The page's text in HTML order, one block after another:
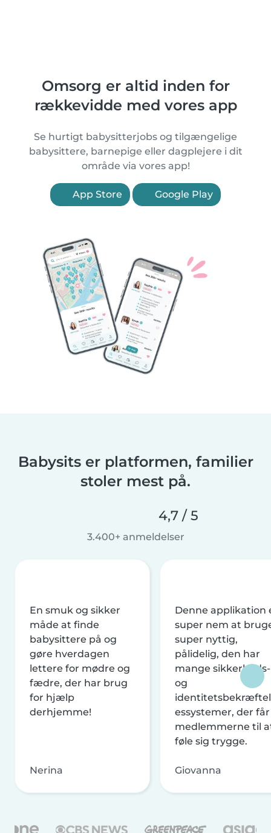
Omsorg er altid inden for
rækkevidde med vores app
Se hurtigt babysitterjobs og tilgængelige
babysittere, barnepige eller dagplejere i dit
område via vores app!
App Store Google Play
Babysits er platformen, familier
stoler mest på.
4,7 / 5
3.400+ anmeldelser
En smuk og sikker
måde at finde
babysittere på og
gøre hverdagen
lettere for mødre og
fædre, der har brug
for hjælp
derhjemme!
Nerina
Denne applikation
super nem at
super nyttig,
pålidelig, den har
mange sikkerheds-
og
essystemer, der får
medlemmerne til
føle sig trygge.
Giovanna